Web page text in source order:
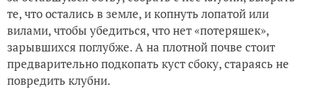
те, что остались в земле, и копнуть лопатой или
вилами, чтобы убедиться, что нет «потеряшек»,
зарывшихся поглубже. А на плотной почве стоит
предварительно подкопать куст сбоку, стараясь не
повредить клубни.